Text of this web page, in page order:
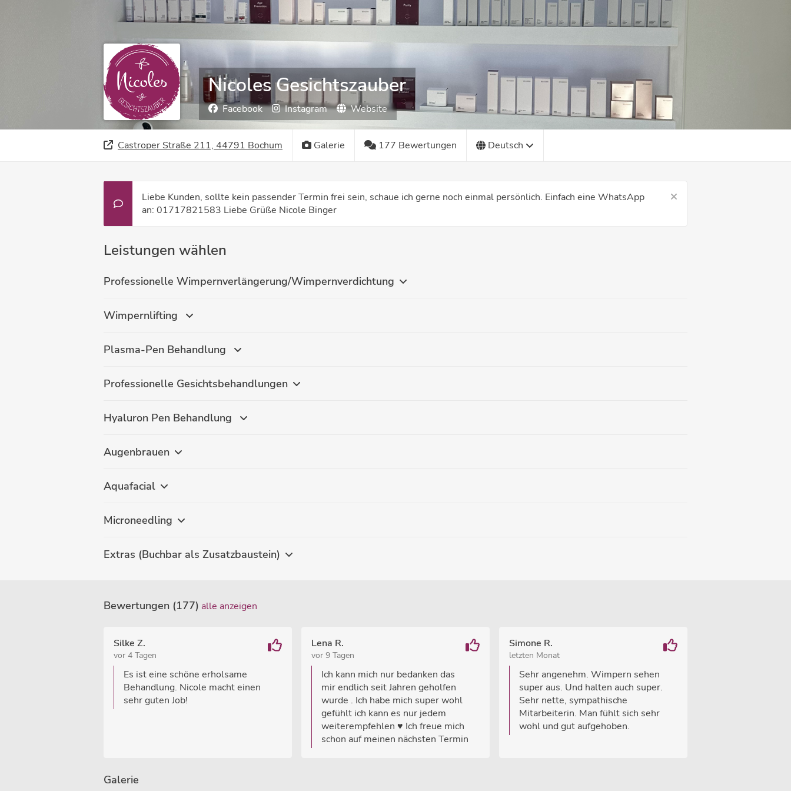
Nicoles Gesichtszauber
Facebook Instagram Website
Castroper Straße 211, 44791 Bochum Galerie 177 Bewertungen Deutsch
Liebe Kunden, sollte kein passender Termin frei sein, schaue ich gerne noch einmal persönlich. Einfach eine WhatsApp
an: 01717821583 Liebe Grüße Nicole Binger
Leistungen wählen
Professionelle Wimpernverlängerung/Wimpernverdichtung
Wimpernlifting
Plasma-Pen Behandlung
Professionelle Gesichtsbehandlungen
Hyaluron Pen Behandlung
Augenbrauen
Aquafacial
Microneedling
Extras (Buchbar als Zusatzbaustein)
Bewertungen (177) alle anzeigen
Silke Z.
vor 4 Tagen
Es ist eine schöne erholsame
Behandlung. Nicole macht einen
sehr guten Job!
Lena R.
vor 9 Tagen
Ich kann mich nur bedanken das
mir endlich seit Jahren geholfen
wurde . Ich habe mich super wohl
gefühlt ich kann es nur jedem
weiterempfehlen ♥️ Ich freue mich
schon auf meinen nächsten Termin
Simone R.
letzten Monat
Sehr angenehm. Wimpern sehen
super aus. Und halten auch super.
Sehr nette, sympathische
Mitarbeiterin. Man fühlt sich sehr
wohl und gut aufgehoben.
Galerie